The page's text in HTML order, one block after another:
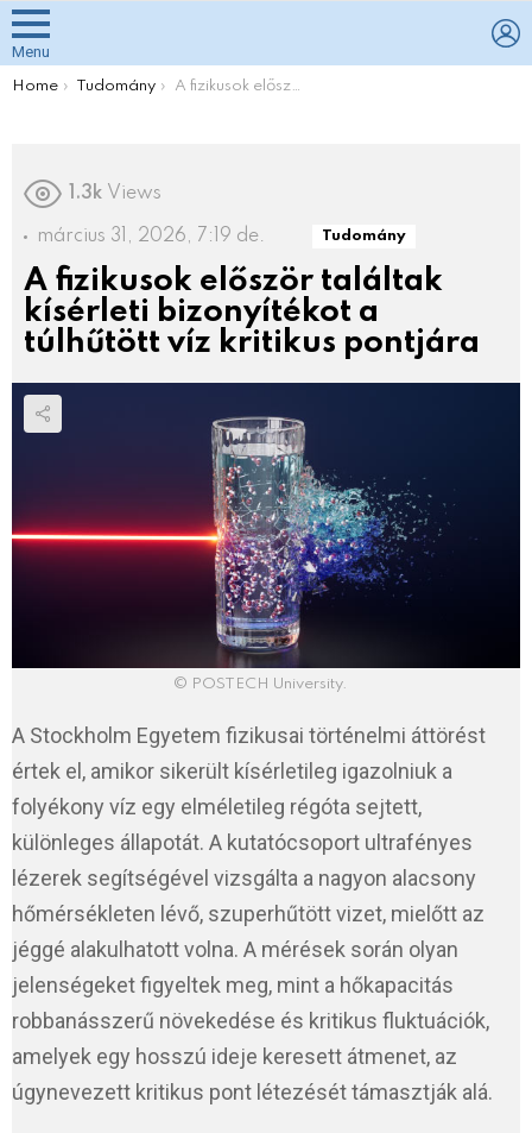
Menu
You are here:
Home Tudomány A fizikusok először találtak kísérleti bizonyítékot a túlhűtött víz kritikus pontjára
1.3k Views
március 31, 2026, 7:19 de. Tudomány
A fizikusok először találtak
kísérleti bizonyítékot a
túlhűtött víz kritikus pontjára
© POSTECH University.
A Stockholm Egyetem fizikusai történelmi áttörést
értek el, amikor sikerült kísérletileg igazolniuk a
folyékony víz egy elméletileg régóta sejtett,
különleges állapotát. A kutatócsoport ultrafényes
lézerek segítségével vizsgálta a nagyon alacsony
hőmérsékleten lévő, szuperhűtött vizet, mielőtt az
jéggé alakulhatott volna. A mérések során olyan
jelenségeket figyeltek meg, mint a hőkapacitás
robbanásszerű növekedése és kritikus fluktuációk,
amelyek egy hosszú ideje keresett átmenet, az
úgynevezett kritikus pont létezését támasztják alá.